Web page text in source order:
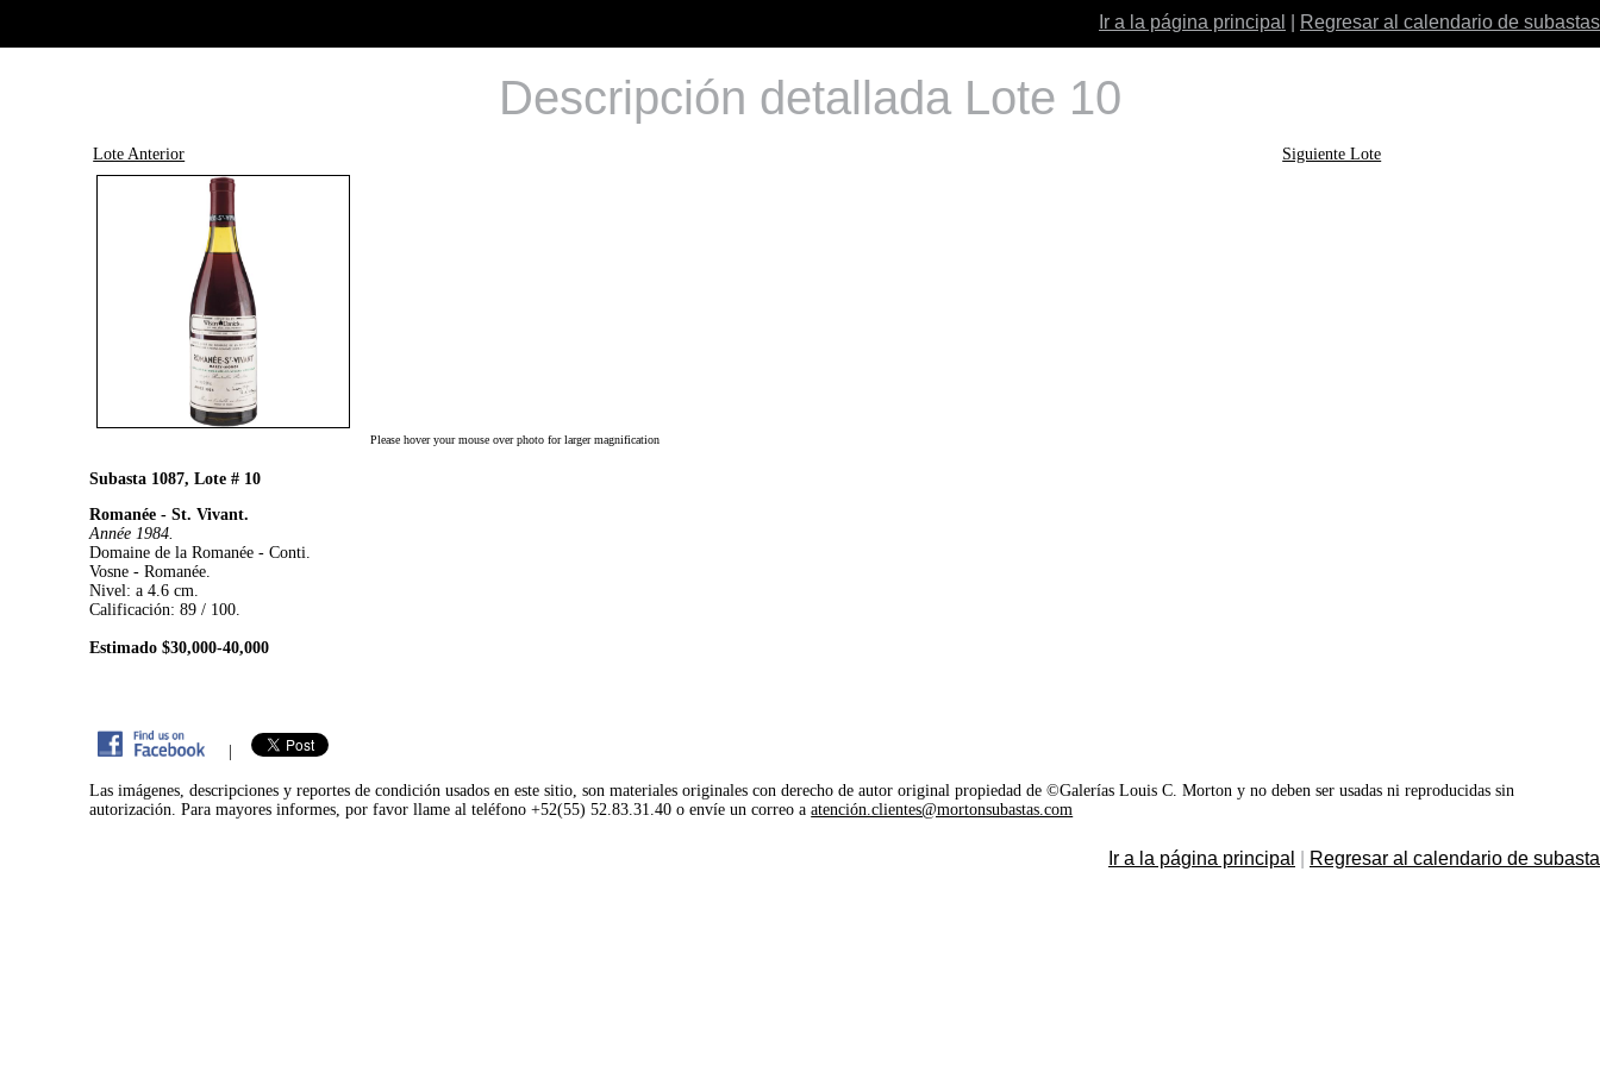
Ir a la página principal Regresar al calendario de subastas
Descripción detallada Lote 10
Lote Anterior Siguiente Lote
Please hover your mouse over photo for larger magnification
Subasta 1087, Lote # 10
Romanée - St. Vivant.
Année 1984.
Domaine de la Romanée - Conti.
Vosne - Romanée.
Nivel: a 4.6 cm.
Calificación: 89 / 100.
Estimado $30,000-40,000
|
Las imágenes, descripciones y reportes de condición usados en este sitio, son materiales originales con derecho de autor original propiedad de ©Galerías Louis C. Morton y no deben ser usadas ni reproducidas sin
autorización. Para mayores informes, por favor llame al teléfono +52(55) 52.83.31.40 o envíe un correo aatención.clientes@mortonsubastas.com
Ir a la página principal Regresar al calendario de